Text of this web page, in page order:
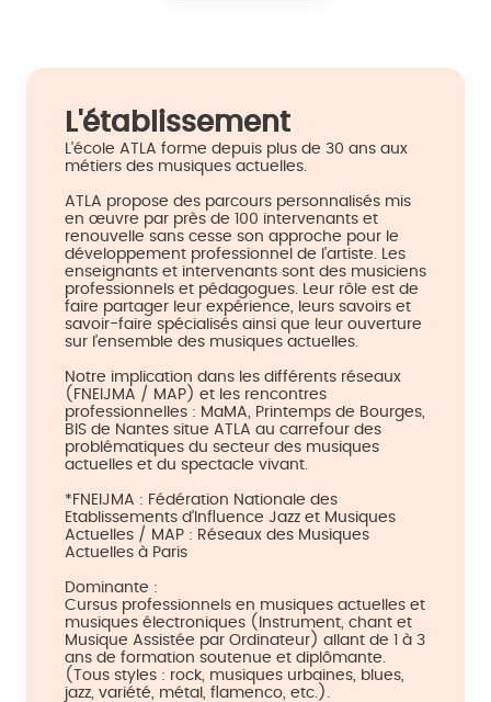
L'établissement
L'école ATLA forme depuis plus de 30 ans aux
métiers des musiques actuelles.
ATLA propose des parcours personnalisés mis
en œuvre par près de 100 intervenants et
renouvelle sans cesse son approche pour le
développement professionnel de l’artiste. Les
enseignants et intervenants sont des musiciens
professionnels et pédagogues. Leur rôle est de
faire partager leur expérience, leurs savoirs et
savoir-faire spécialisés ainsi que leur ouverture
sur l’ensemble des musiques actuelles.
Notre implication dans les différents réseaux
(FNEIJMA / MAP) et les rencontres
professionnelles : MaMA, Printemps de Bourges,
BIS de Nantes situe ATLA au carrefour des
problématiques du secteur des musiques
actuelles et du spectacle vivant.
*FNEIJMA : Fédération Nationale des
Etablissements d’Influence Jazz et Musiques
Actuelles / MAP : Réseaux des Musiques
Actuelles à Paris
Dominante :
Cursus professionnels en musiques actuelles et
musiques électroniques (Instrument, chant et
Musique Assistée par Ordinateur) allant de 1 à 3
ans de formation soutenue et diplômante.
(Tous styles : rock, musiques urbaines, blues,
jazz, variété, métal, flamenco, etc.).